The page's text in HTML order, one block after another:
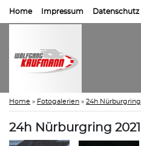
Home Impressum Datenschutz
Home » Fotogalerien » 24h Nürburgring
24h Nürburgring 2021